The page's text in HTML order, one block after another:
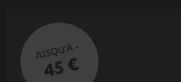
JUSQU'À -
45 €